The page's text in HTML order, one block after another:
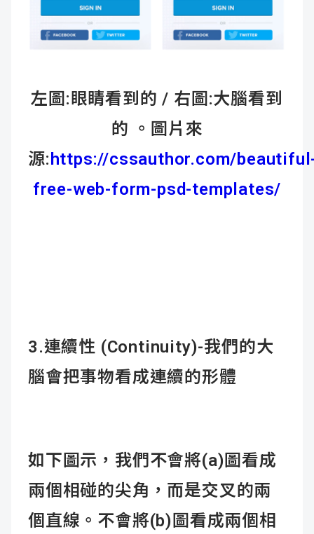
左圖:眼睛看到的 / 右圖:大腦看到
的 。圖片來
源:https://cssauthor.com/
free-web-form-psd-templates/
3.連續性 (Continuity)-我們的大
腦會把事物看成連續的形體
如下圖示，我們不會將(a)圖看成
兩個相碰的尖角，而是交叉的兩
個直線。不會將(b)圖看成兩個相